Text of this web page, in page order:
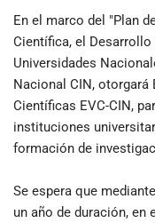
En el marco del "Plan
Científica, el
Universidades
Nacional CIN,
Científicas EVC-CIN,
instituciones
formación de
Se espera que
un año de duración, en